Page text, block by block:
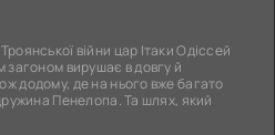
війни цар Ітаки Одіссей
загоном вирушає в довгу й
додому, де на нього вже багато
Пенелопа. Та шлях, який